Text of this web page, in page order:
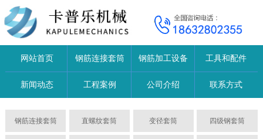
网站首页 钢筋连接套筒 钢筋加工设备 工具和配件
新闻动态 工程案例 公司介绍 联系方式
钢筋连接套筒 直螺纹套筒 变径套筒 四级钢套筒